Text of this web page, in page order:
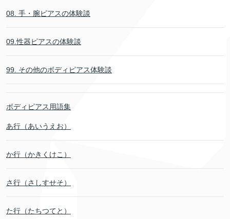
08. 手・腕ピアスの体験談
09.性器ピアスの体験談
99. その他のボディピアス体験談
ボディピアス用語集
あ行（あいうえお）
か行（かきくけこ）
さ行（さしすせそ）
た行（たちつてと）